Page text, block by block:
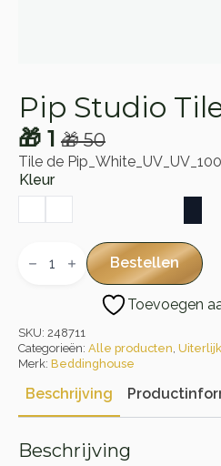
Pip Studio
🎁50
Oorspronkelijke
prijs
was:
🎁 1
Huidige
prijs
is:
Tile de
Kleur
Studio
Bestellen
Toevoegen
SKU: 248711
Categorieën: Alle producten
Merk: Beddinghouse
Beschrijving
Beschrijving